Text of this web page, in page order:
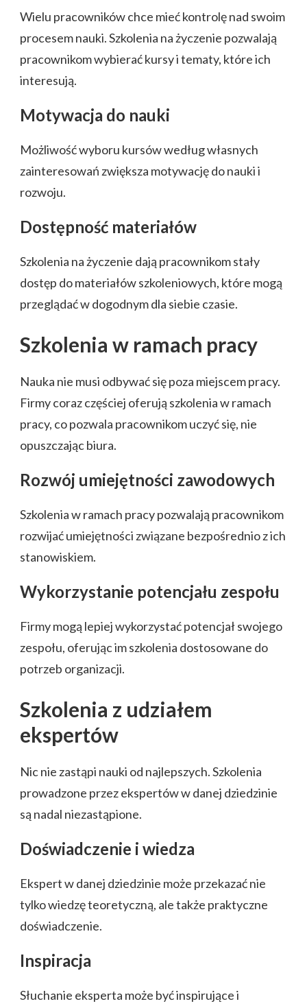
Wielu pracowników chce mieć kontrolę nad swoim
procesem nauki. Szkolenia na życzenie pozwalają
pracownikom wybierać kursy i tematy, które ich
interesują.
Motywacja do nauki
Możliwość wyboru kursów według własnych
zainteresowań zwiększa motywację do nauki i
rozwoju.
Dostępność materiałów
Szkolenia na życzenie dają pracownikom stały
dostęp do materiałów szkoleniowych, które mogą
przeglądać w dogodnym dla siebie czasie.
Szkolenia w ramach pracy
Nauka nie musi odbywać się poza miejscem pracy.
Firmy coraz częściej oferują szkolenia w ramach
pracy, co pozwala pracownikom uczyć się, nie
opuszczając biura.
Rozwój umiejętności zawodowych
Szkolenia w ramach pracy pozwalają pracownikom
rozwijać umiejętności związane bezpośrednio z ich
stanowiskiem.
Wykorzystanie potencjału zespołu
Firmy mogą lepiej wykorzystać potencjał swojego
zespołu, oferując im szkolenia dostosowane do
potrzeb organizacji.
Szkolenia z udziałem
ekspertów
Nic nie zastąpi nauki od najlepszych. Szkolenia
prowadzone przez ekspertów w danej dziedzinie
są nadal niezastąpione.
Doświadczenie i wiedza
Ekspert w danej dziedzinie może przekazać nie
tylko wiedzę teoretyczną, ale także praktyczne
doświadczenie.
Inspiracja
Słuchanie eksperta może być inspirujące i